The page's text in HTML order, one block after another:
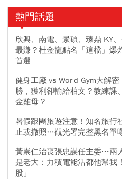
熱門話題
欣興、南電、景碩、臻鼎-KY
最賺？杜金龍點名「這檔」爆
首選
健身工廠 vs World Gym大解
勝，獲利卻輸給柏文？教練
金雞母？
暑假跟團旅遊注意！知名旅行
止或撤照…觀光署完整黑名單
黃崇仁治喪張忠謀任主委…兩
是老大：力積電能活都他幫我
股」